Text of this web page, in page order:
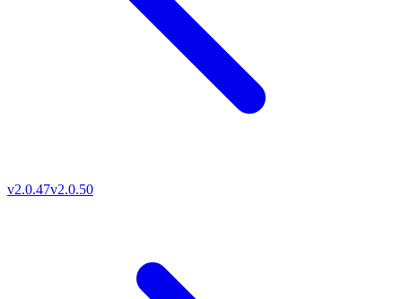
v2.0.47v2.0.50